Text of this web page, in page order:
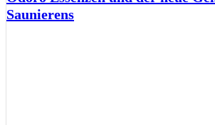
Saunierens